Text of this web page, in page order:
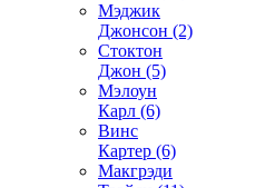
Мэджик
Джонсон (2)
Стоктон
Джон (5)
Мэлоун
Карл (6)
Винс
Картер (6)
Макгрэди